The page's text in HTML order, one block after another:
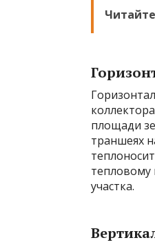
площади
траншеях
тепловому
участка.